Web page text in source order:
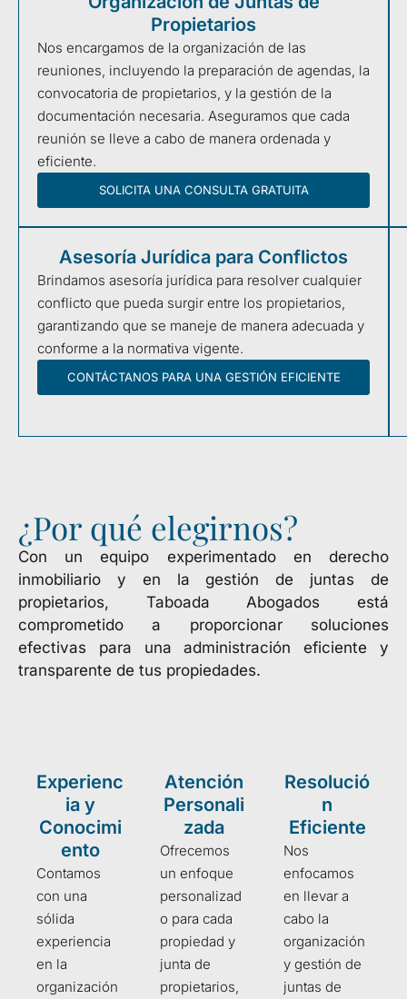
Propietarios
Nos encargamos de la organización de las
reuniones, incluyendo la preparación de agendas, la
convocatoria de propietarios, y la gestión de la
documentación necesaria. Aseguramos que cada
reunión se lleve a cabo de manera ordenada y
eficiente.
SOLICITA UNA CONSULTA GRATUITA
Asesoría Jurídica para Conflictos
Brindamos asesoría jurídica para resolver cualquier
conflicto que pueda surgir entre los propietarios,
garantizando que se maneje de manera adecuada y
conforme a la normativa vigente.
CONTÁCTANOS PARA UNA GESTIÓN EFICIENTE
¿Por qué elegirnos?
Con un equipo experimentado en derecho
inmobiliario y en la gestión de juntas de
propietarios, Taboada Abogados está
comprometido a proporcionar soluciones
efectivas para una administración eficiente y
transparente de tus propiedades.
Experienc
ia y
Conocimi
ento
Contamos
con una
sólida
experiencia
en la
organización
Atención
Personali
zada
Ofrecemos
un enfoque
personalizad
o para cada
propiedad y
junta de
propietarios,
Resolució
n
Eficiente
Nos
enfocamos
en llevar a
cabo la
organización
y gestión de
juntas de